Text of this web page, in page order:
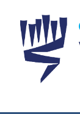
content